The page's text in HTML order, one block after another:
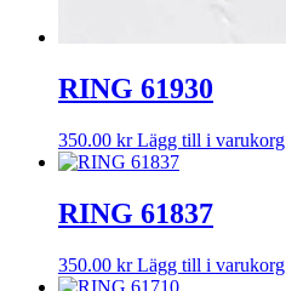
RING 61930
350.00 kr Lägg till i varukorg
RING 61837
350.00 kr Lägg till i varukorg